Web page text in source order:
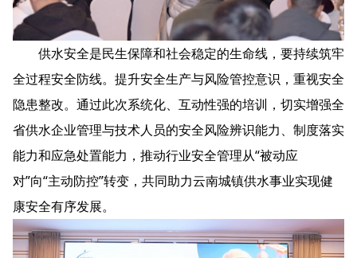
供水安全是民生保障和社会稳定的生命线，要持续筑牢
全过程安全防线。提升安全生产与风险管控意识，重视安全
隐患整改。通过此次系统化、互动性强的培训，切实增强全
省供水企业管理与技术人员的安全风险辨识能力、制度落实
能力和应急处置能力，推动行业安全管理从“被动应
对”向“主动防控”转变，共同助力云南城镇供水事业实现健
康安全有序发展。